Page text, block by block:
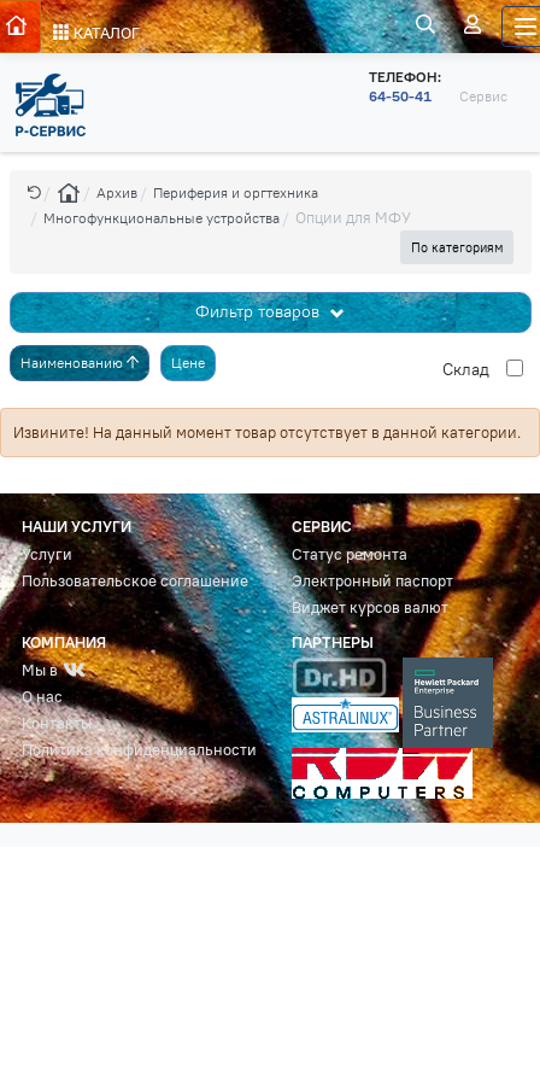
КАТАЛОГ
ТЕЛЕФОН:
64-50-41
Сервис
Архив
Периферия и оргтехника
Многофункциональные устройства
Опции для МФУ
По категориям
Фильтр товаров
Наименованию Цене Cклад
Извините! На данный момент товар отсутствует в данной категории.
НАШИ УСЛУГИ
Услуги
Пользовательское соглашение
СЕРВИС
Статус ремонта
Электронный паспорт
Виджет курсов валют
КОМПАНИЯ
Мы в
О нас
Контакты
Политика конфиденциальности
ПАРТНЕРЫ